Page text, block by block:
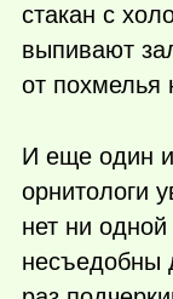
стакан с
выпивают
от похмелья
И еще один
орнитологи
нет ни
несъедобны